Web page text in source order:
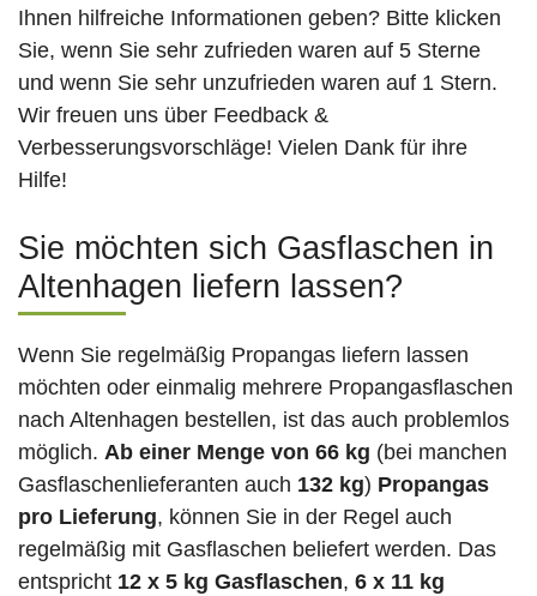
Ihnen hilfreiche Informationen geben? Bitte klicken
Sie, wenn Sie sehr zufrieden waren auf 5 Sterne
und wenn Sie sehr unzufrieden waren auf 1 Stern.
Wir freuen uns über Feedback &
Verbesserungsvorschläge! Vielen Dank für ihre
Hilfe!
Sie möchten sich Gasflaschen in
Altenhagen liefern lassen?
Wenn Sie regelmäßig Propangas liefern lassen
möchten oder einmalig mehrere Propangasflaschen
nach Altenhagen bestellen, ist das auch problemlos
möglich. Ab einer Menge von 66 kg (bei manchen
Gasflaschenlieferanten auch 132 kg) Propangas
pro Lieferung, können Sie in der Regel auch
regelmäßig mit Gasflaschen beliefert werden. Das
entspricht 12 x 5 kg Gasflaschen, 6 x 11 kg